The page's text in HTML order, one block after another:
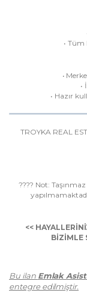
•
•
•
• Hazır
TROYKA REAL
???? Not:
<<
BİZİMLE
Bu ilan Emlak
entegre edilmiştir.